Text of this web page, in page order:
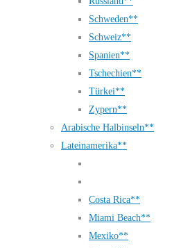
Schweden**
Schweiz**
Spanien**
Tschechien**
Türkei**
Zypern**
Arabische Halbinseln**
Lateinamerika**
Costa Rica**
Miami Beach**
Mexiko**